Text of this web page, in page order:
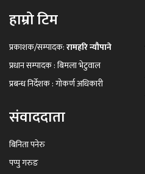
हाम्रो टिम
प्रकाशक/सम्पादक:रामहरि न्यौपाने
प्रधान सम्पादक : बिमला भेटुवाल
प्रबन्ध निर्देशक : गोकर्ण अधिकारी
संवाददाता
बिनिता पनेरु
पप्पु गरुङ